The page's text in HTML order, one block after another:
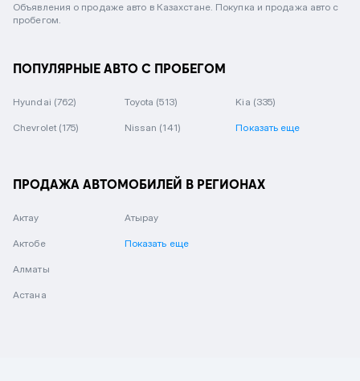
Объявления о продаже авто в Казахстане. Покупка и продажа авто с
пробегом.
ПОПУЛЯРНЫЕ АВТО С ПРОБЕГОМ
Hyundai (762) Toyota (513) Kia (335)
Chevrolet (175) Nissan (141) Показать еще
ПРОДАЖА АВТОМОБИЛЕЙ В РЕГИОНАХ
Актау
Актобе
Алматы
Астана
Атырау
Показать еще